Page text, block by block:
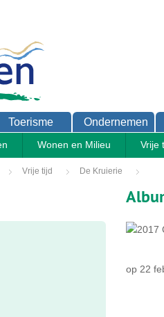
Wonen en Milieu Vrije
Toerisme Ondernemen
Vrije tijd De Kruierie
op22